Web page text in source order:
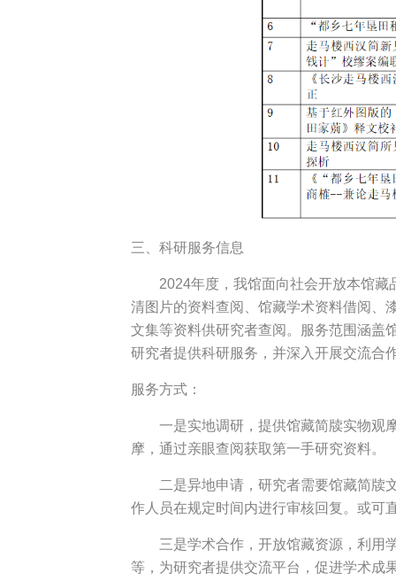
三、科研服务信息
2024年度，我馆面向社会开放本馆
清图片的资料查阅、馆藏学术资料借阅、
文集等资料供研究者查阅。服务范围涵盖
研究者提供科研服务，并深入开展交流合
服务方式：
一是实地调研，提供馆藏简牍实物观
摩，通过亲眼查阅获取第一手研究资料。
二是异地申请，研究者需要馆藏简牍
作人员在规定时间内进行审核回复。或可
三是学术合作，开放馆藏资源，利用
等，为研究者提供交流平台，促进学术成